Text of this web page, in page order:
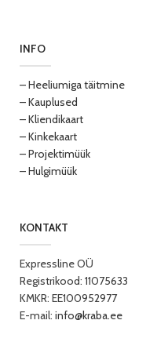
INFO
– Heeliumiga täitmine
– Kauplused
– Kliendikaart
– Kinkekaart
– Projektimüük
– Hulgimüük
KONTAKT
Expressline OÜ
Registrikood: 11075633
KMKR: EE100952977
E-mail: info@kraba.ee